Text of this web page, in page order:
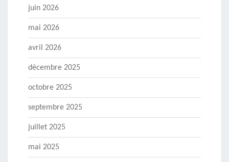
juin 2026
mai 2026
avril 2026
décembre 2025
octobre 2025
septembre 2025
juillet 2025
mai 2025